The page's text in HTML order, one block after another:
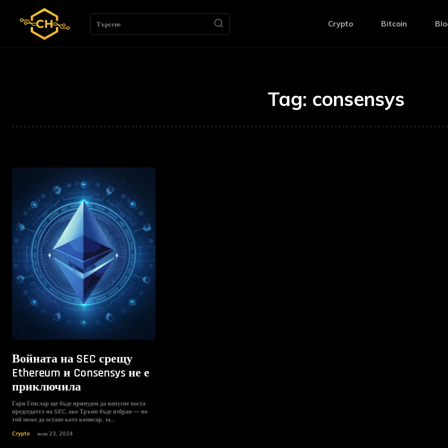
Търсене Crypto Bitcoin
Tag: consensys
Войната на SEC срещу
Ethereum и Consensys не е
приключила
Гари Генслар ще бъде принуден да напусне поста
председател на SEC, ако Тръмп бъде избран — но
той може да остане като комисар, за...
Crypto юли 23, 2024